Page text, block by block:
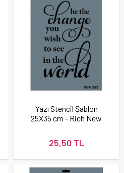
Yazı Stencil Şablon
25X35 cm - Rich New
25,50 TL